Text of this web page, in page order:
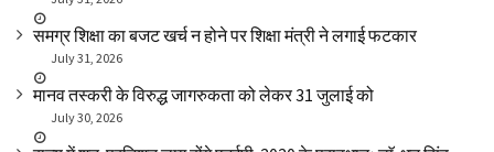
समग्र शिक्षा का बजट खर्च न होने पर शिक्षा मंत्री ने लगाई फटकार
July 31, 2026
मानव तस्करी के विरुद्ध जागरुकता को लेकर 31 जुलाई को
July 30, 2026